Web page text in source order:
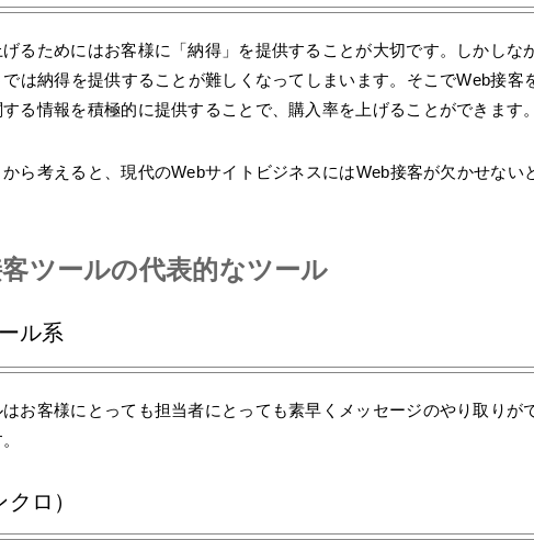
るためにはお客様に「納得」を提供することが大切です。しかしな
は納得を提供することが難しくなってしまいます。そこでWeb接客
る情報を積極的に提供することで、購入率を上げることができます。
ら考えると、現代のWebサイトビジネスにはWeb接客が欠かせない
ツールの代表的なツール
ル系
お客様にとっても担当者にとっても素早くメッセージのやり取りが
ロ）